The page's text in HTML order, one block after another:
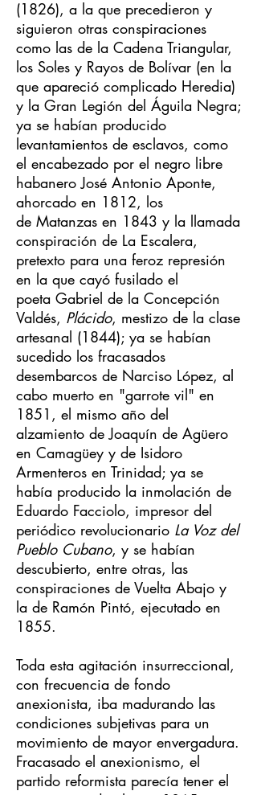
(1826), a la que precedieron y
siguieron otras conspiraciones
como las de la Cadena Triangular,
los Soles y Rayos de Bolívar (en la
que apareció complicado Heredia)
y la Gran Legión del Águila Negra;
ya se habían producido
levantamientos de esclavos, como
el encabezado por el negro libre
habanero José Antonio Aponte,
ahorcado en 1812, los
de Matanzas en 1843 y la llamada
conspiración de La Escalera,
pretexto para una feroz represión
en la que cayó fusilado el
poeta Gabriel de la Concepción
Valdés, Plácido, mestizo de la clase
artesanal (1844); ya se habían
sucedido los fracasados
desembarcos de Narciso López, al
cabo muerto en "garrote vil" en
1851, el mismo año del
alzamiento de Joaquín de Agüero
en Camagüey y de Isidoro
Armenteros en Trinidad; ya se
había producido la inmolación de
Eduardo Facciolo, impresor del
periódico revolucionario La Voz del
Pueblo Cubano, y se habían
descubierto, entre otras, las
conspiraciones de Vuelta Abajo y
la de Ramón Pintó, ejecutado en
1855.
Toda esta agitación insurreccional,
con frecuencia de fondo
anexionista, iba madurando las
condiciones subjetivas para un
movimiento de mayor envergadura.
Fracasado el anexionismo, el
partido reformista parecía tener el